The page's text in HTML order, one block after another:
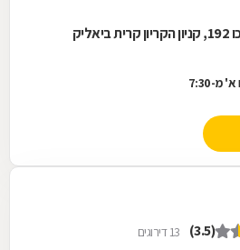
מ-7:30
(3.5) 13 דירוגים